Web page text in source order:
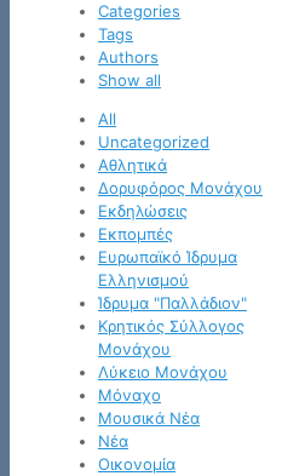
Categories
Tags
Authors
Show all
All
Uncategorized
Αθλητικά
Δορυφόρος Μονάχου
Εκδηλώσεις
Εκπομπές
Ευρωπαϊκό Ίδρυμα
Ελληνισμού
Ίδρυμα "Παλλάδιον"
Κρητικός Σύλλογος
Μονάχου
Λύκειο Μονάχου
Μόναχο
Μουσικά Νέα
Νέα
Οικονομία